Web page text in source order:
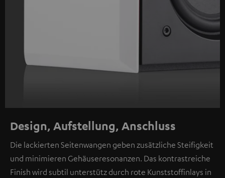
Design, Aufstellung, Anschluss
Die lackierten Seitenwangen geben zusätzliche Steifigkeit
und minimieren Gehäuseresonanzen. Das kontrastreiche
Finish wird subtil unterstütz durch rote Kunststoffinlays in